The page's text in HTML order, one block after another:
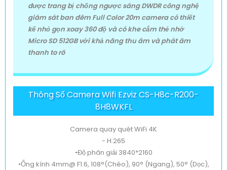
được trang bị chống ngược sáng DWDR công nghệ
giám sát ban đêm Full Color 20m camera có thiết
kế nhỏ gọn xoay 360 độ và có khe cắm thẻ nhớ
Micro SD 512GB với khả năng thu âm và phát âm
thanh to rõ
Thông Số Camera Wifi Ezviz CS-H8c-R200-
8H8WKFL
Camera quay quét WiFi 4K
- H.265
•Độ phân giải 3840*2160
•Ống kính 4mm@ F1.6, 108°(Chéo), 90° (Ngang), 50° (Dọc),